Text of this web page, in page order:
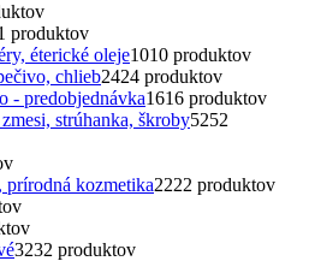
produktov
éterické oleje1010 produktov
chlieb2424 produktov
- predobjednávka1616 produktov
strúhanka, škroby5252
kozmetika2222 produktov
3232 produktov